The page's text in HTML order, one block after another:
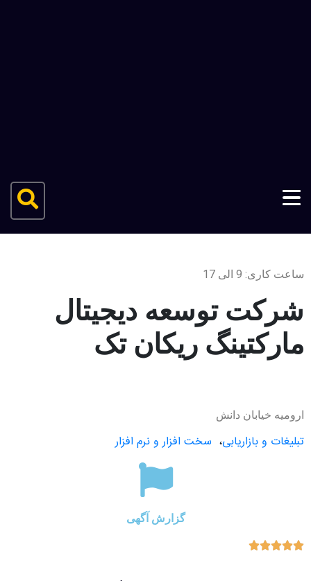
ساعت کاری: 9 الی 17
شرکت توسعه دیجیتال
مارکتینگ ریکان تک
ارومیه خیابان دانش
تبلیغات و بازاریابی، سخت افزار و نرم افزار
گزارش آگهی




